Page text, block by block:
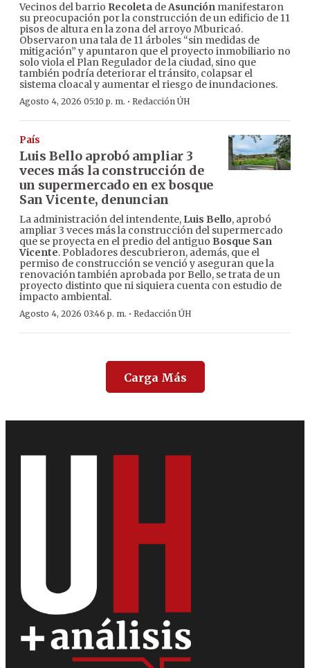
Vecinos del barrio Recoleta deAsunción manifestaron
su preocupación por la construcción de un edificio de 11
pisos de altura en la zona del arroyo Mburicaó.
Observaron una tala de 11 árboles “sin medidas de
mitigación” y apuntaron que el proyecto inmobiliario no
solo viola el Plan Regulador de la ciudad, sino que
también podría deteriorar el tránsito, colapsar el
sistema cloacal y aumentar el riesgo de inundaciones.
Agosto 4, 2026 05:10 p. m. · Redacción ÚH
País
Luis Bello aprobó ampliar 3
veces más la construcción de
un supermercado en ex bosque
San Vicente, denuncian
La administración del intendente, Luis Bello, aprobó
ampliar 3 veces más la construcción del supermercado
que se proyecta en el predio del antiguo Bosque San
Vicente. Pobladores descubrieron, además, que el
permiso de construcción se venció y aseguran que la
renovación también aprobada por Bello, se trata de un
proyecto distinto que ni siquiera cuenta con estudio de
impacto ambiental.
Agosto 4, 2026 03:46 p. m. · Redacción ÚH
Carga Más